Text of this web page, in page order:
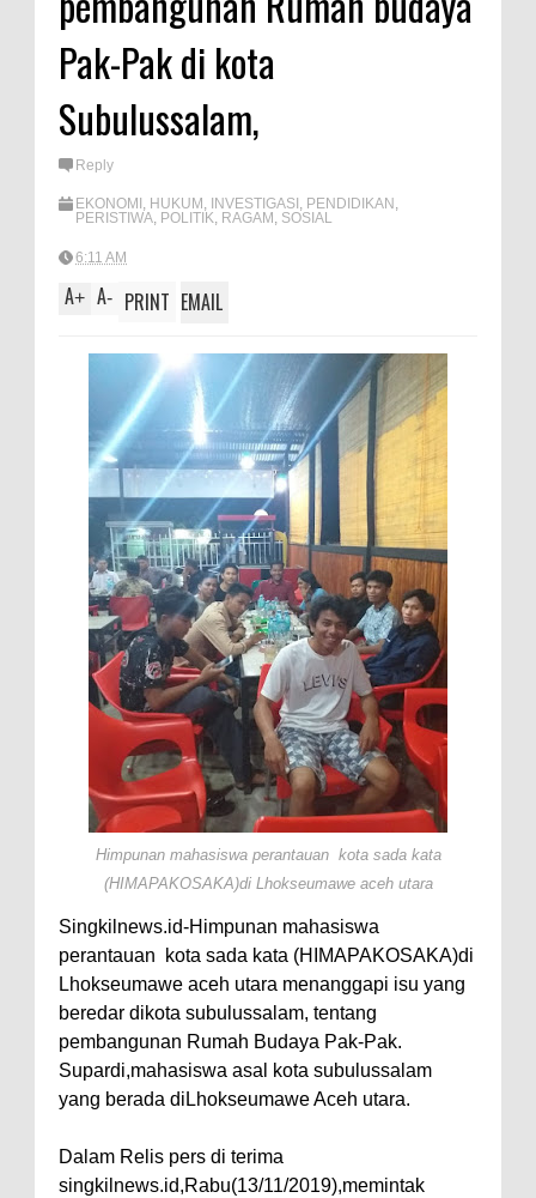
Pak-Pak di kota
Subulussalam,
Reply
EKONOMI , HUKUM , INVESTIGASI , PENDIDIKAN ,
PERISTIWA, POLITIK, RAGAM , SOSIAL
6:11 AM
A+ A- PRINT EMAIL
Himpunan mahasiswa perantauan kota sada kata
(HIMAPAKOSAKA)di Lhokseumawe aceh utara
Singkilnews.id-Himpunan mahasiswa
perantauan kota sada kata (HIMAPAKOSAKA)di
Lhokseumawe aceh utara menanggapi isu yang
beredar dikota subulussalam, tentang
pembangunan Rumah Budaya Pak-Pak.
Supardi,mahasiswa asal kota subulussalam
yang berada diLhokseumawe Aceh utara.
Dalam Relis pers di terima
singkilnews.id,Rabu(13/11/2019),memintak